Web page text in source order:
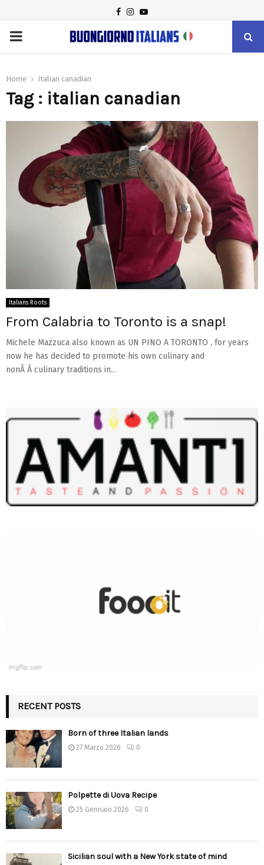
FACEBOOK
INSTAGRAM
YOUTUBE
PRIMARY
Home italian canadian
Tag : italian canadian
Italians Roots
From Calabria to Toronto is a snap!
Michele Mazzuca also known as UN PINO A TORONTO , for years
now he has decided to promote his own culinary and
nonÂ Â culinary traditions in...
RECENT POSTS
Born of three Italian lands
27 Marzo 2026 0
Polpette di Uova Recipe
25 Gennaio 2026 0
Sicilian soul with a New York state of mind